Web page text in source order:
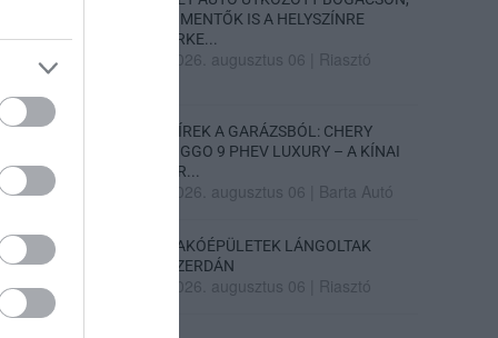
A MENTŐK IS A HELYSZÍNRE
ÉRKE...
2026. augusztus 06 Riasztó
HÍREK A GARÁZSBÓL: CHERY
TIGGO 9 PHEV LUXURY – A KÍNAI
PR...
2026. augusztus 06 Barta Autó
LAKÓÉPÜLETEK LÁNGOLTAK
SZERDÁN
2026. augusztus 06 Riasztó